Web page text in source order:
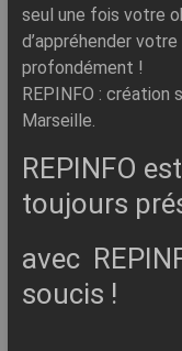
seul une fois votre
d’appréhender
profondément !
REPINFO :
Marseille.
REPINFO
toujours
avec
soucis !